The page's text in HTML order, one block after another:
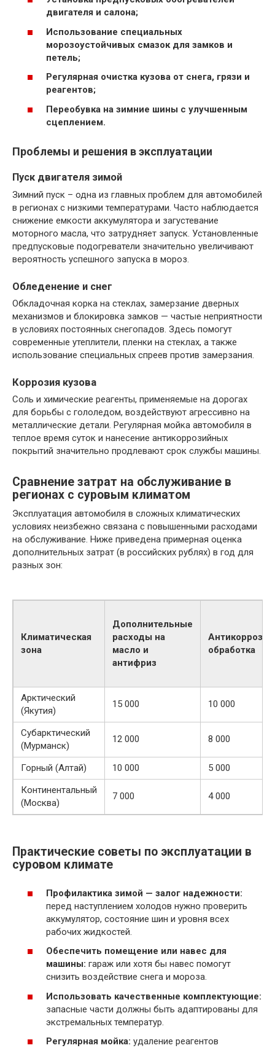
двигателя и салона;
Использование специальных
морозоустойчивых смазок для замков и
петель;
Регулярная очистка кузова от снега, грязи и
реагентов;
Переобувка на зимние шины с улучшенным
сцеплением.
Проблемы и решения в эксплуатации
Пуск двигателя зимой
Зимний пуск – одна из главных проблем для автомобилей
в регионах с низкими температурами. Часто наблюдается
снижение емкости аккумулятора и загустевание
моторного масла, что затрудняет запуск. Установленные
предпусковые подогреватели значительно увеличивают
вероятность успешного запуска в мороз.
Обледенение и снег
Обкладочная корка на стеклах, замерзание дверных
механизмов и блокировка замков — частые неприятности
в условиях постоянных снегопадов. Здесь помогут
современные утеплители, пленки на стеклах, а также
использование специальных спреев против замерзания.
Коррозия кузова
Соль и химические реагенты, применяемые на дорогах
для борьбы с гололедом, воздействуют агрессивно на
металлические детали. Регулярная мойка автомобиля в
теплое время суток и нанесение антикоррозийных
покрытий значительно продлевают срок службы машины.
Сравнение затрат на обслуживание в
регионах с суровым климатом
Эксплуатация автомобиля в сложных климатических
условиях неизбежно связана с повышенными расходами
на обслуживание. Ниже приведена примерная оценка
дополнительных затрат (в российских рублях) в год для
разных зон:
Климатическая
зона
Дополнительные
расходы на
масло и
антифриз
обработка
Арктический
(Якутия)
15 000 10 000
Субарктический
(Мурманск)
12 000 8 000
Горный (Алтай) 10 000
5 000
Континентальный
(Москва)
7 000 4 000
Практические советы по эксплуатации в
суровом климате
Профилактика зимой — залог надежности:
перед наступлением холодов нужно проверить
аккумулятор, состояние шин и уровня всех
рабочих жидкостей.
Обеспечить помещение или навес для
машины: гараж или хотя бы навес помогут
снизить воздействие снега и мороза.
Использовать качественные комплектующие:
запасные части должны быть адаптированы для
экстремальных температур.
Регулярная мойка: удаление реагентов